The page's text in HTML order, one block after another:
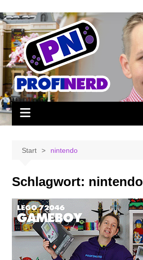
Inhalt
springen
Start nintendo
Schlagwort: nintendo